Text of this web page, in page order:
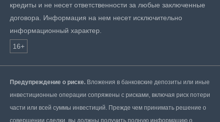
кредиты и не несет ответственности за любые заключенные
договора. Информация на нем несет исключительно
информационный характер.
16+
Предупреждение о риске. Вложения в банковские депозиты или иные
инвестиционные операции сопряжены с рисками, включая риск потери
части или всей суммы инвестиций. Прежде чем принимать решение о
совершении сделки, вы должны получить полную информацию о